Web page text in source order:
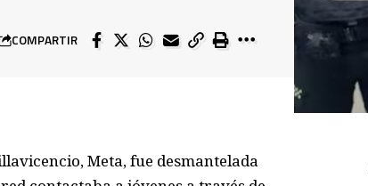
COMPARTIR
Meta, fue desmantelada